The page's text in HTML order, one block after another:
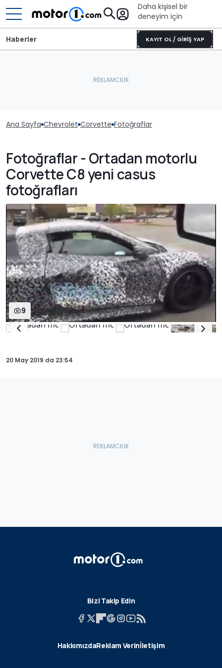
Daha kişisel bir
deneyim için
KAYIT OL / GİRİŞ YAP
Haberler
Ana Sayfa Chevrolet Corvette Fotoğraflar
Fotoğraflar - Ortadan motorlu
Corvette C8 yeni casus
fotoğrafları
9
20 May 2019 da 23:54
Bizi Takip Edin
HakkımızdaReklam Verinİletişim